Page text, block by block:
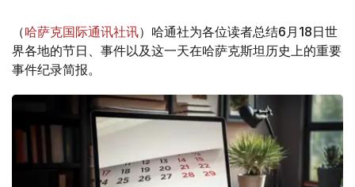
（哈萨克国际通讯社讯）哈通社为各位读者总结6月18日世
界各地的节日、事件以及这一天在哈萨克斯坦历史上的重要
事件纪录简报。